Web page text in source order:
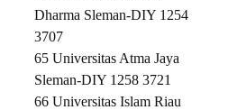
Dharma Sleman-DIY 1254
3707
65 Universitas Atma Jaya
Sleman-DIY 1258 3721
66 Universitas Islam Riau